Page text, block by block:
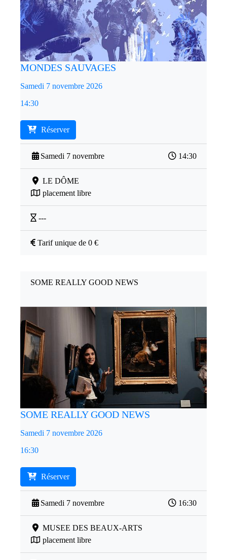
MONDES SAUVAGES
Samedi 7 novembre 2026
14:30
Réserver
Samedi 7 novembre 14:30
LE DÔME
placement libre
---
Tarif unique de 0 €
SOME REALLY GOOD NEWS
SOME REALLY GOOD NEWS
Samedi 7 novembre 2026
16:30
Réserver
Samedi 7 novembre 16:30
MUSEE DES BEAUX-ARTS
placement libre